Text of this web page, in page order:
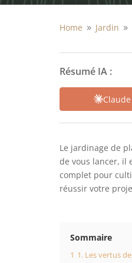
Home 9 Jardin 9
Résumé IA :
Claude
Le jardinage de
de vous lancer, il
complet pour
réussir votre
Sommaire
1 1. Les vertus